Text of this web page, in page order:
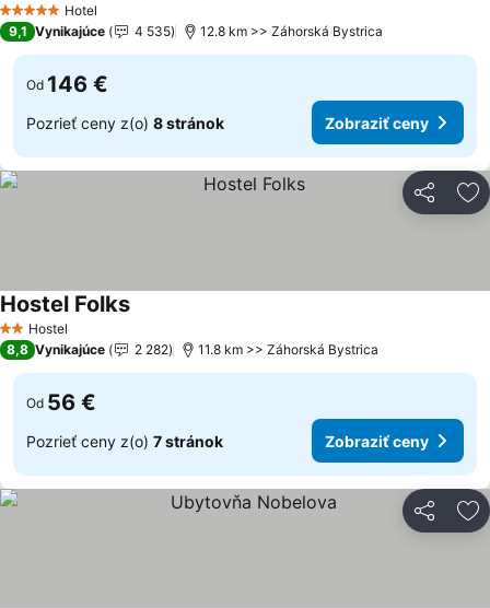
5 Počet hviezdičiek
Hotel
9,1 Vynikajúce 4 535 12.8 km >> Záhorská Bystrica
Od 146 €
Pozrieť ceny z(o) 8 stránok Zobraziť ceny
Zdieľať
2 Počet hviezdičiek
Hostel
Hostel Folks
8,8 Vynikajúce 2 282 11.8 km >> Záhorská Bystrica
Od 56 €
Pozrieť ceny z(o) 7 stránok Zobraziť ceny
Zdieľať